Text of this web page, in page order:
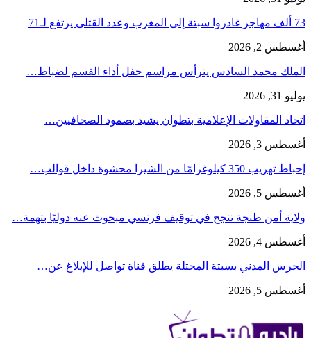
73 ألف مهاجر غادروا سبتة إلى المغرب وعدد القتلى يرتفع لـ71
أغسطس 2, 2026
الملك محمد السادس يترأس مراسم حفل أداء القسم لضباط…
يوليو 31, 2026
اتحاد المقاولات الإعلامية بتطوان يشيد بصمود الصحافيين…
أغسطس 3, 2026
إحباط تهريب 350 كيلوغرامًا من الشيرا محشوة داخل قوالب…
أغسطس 5, 2026
ولاية أمن طنجة تنجح في توقيف فرنسي مبحوث عنه دوليًا بتهمة…
أغسطس 4, 2026
الحرس المدني بسبتة المحتلة يطلق قناة تواصل للإبلاغ عن…
أغسطس 5, 2026